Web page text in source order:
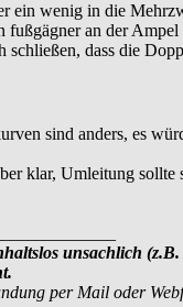
ein wenig in die
an der
dass die
sind anders, es
klar, Umleitung sollte
unsachlich
per Mail oder